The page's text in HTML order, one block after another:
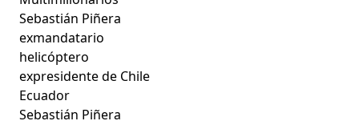
Sebastián Piñera
exmandatario
helicóptero
expresidente de Chile
Ecuador
Sebastián Piñera